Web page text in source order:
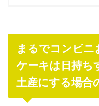
まるでコンビ
ケーキは日持ち
土産にする場合